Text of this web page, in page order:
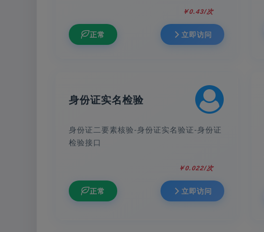
￥0.43/次
正常 立即访问
身份证实名检验
身份证二要素核验-身份证实名验证-身份证
检验接口
￥0.022/次
正常 立即访问